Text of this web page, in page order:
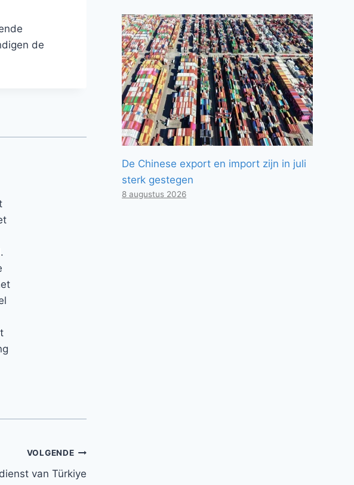
de
VOLGENDE
van Türkiye
De Chinese export en import zijn in juli
sterk gestegen
8 augustus 2026